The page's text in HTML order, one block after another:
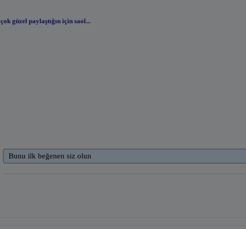
çok güzel paylaştığın için saol...
Bunu ilk beğenen siz olun